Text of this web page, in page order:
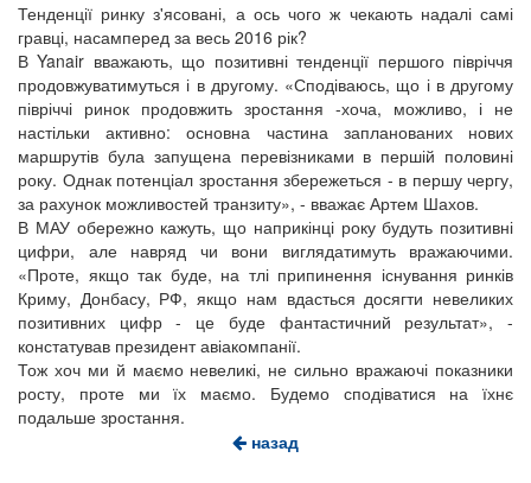
Тенденції ринку з'ясовані, а ось чого ж чекають надалі самі
гравці, насамперед за весь 2016 рік?
В Yanair вважають, що позитивні тенденції першого півріччя
продовжуватимуться і в другому. «Сподіваюсь, що і в другому
півріччі ринок продовжить зростання -хоча, можливо, і не
настільки активно: основна частина запланованих нових
маршрутів була запущена перевізниками в першій половині
року. Однак потенціал зростання збережеться - в першу чергу,
за рахунок можливостей транзиту», - вважає Артем Шахов.
В МАУ обережно кажуть, що наприкінці року будуть позитивні
цифри, але навряд чи вони виглядатимуть вражаючими.
«Проте, якщо так буде, на тлі припинення існування ринків
Криму, Донбасу, РФ, якщо нам вдасться досягти невеликих
позитивних цифр - це буде фантастичний результат», -
констатував президент авіакомпанії.
Тож хоч ми й маємо невеликі, не сильно вражаючі показники
росту, проте ми їх маємо. Будемо сподіватися на їхнє
подальше зростання.
назад